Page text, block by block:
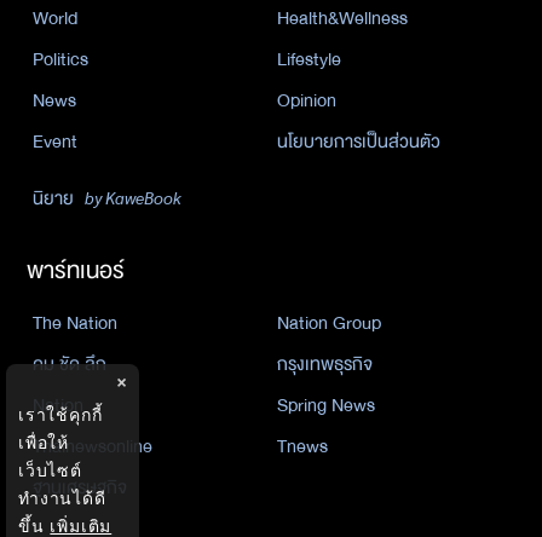
World
Health&Wellness
Politics
Lifestyle
News
Opinion
Event
นโยบายการเป็นส่วนตัว
นิยาย by KaweBook
พาร์ทเนอร์
The Nation
Nation Group
คม ชัด ลึก
กรุงเทพธุรกิจ
Nation
Spring News
Thainewsonline
Tnews
ฐานเศรษฐกิจ
×
เราใช้คุกกี้
เพื่อให้
เว็บไซต์
ทำงานได้ดี
ขึ้น เพิ่มเติม